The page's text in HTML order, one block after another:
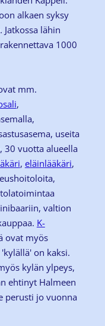
alkaen syksy
Jatkossa lähin
1000
mm.
,
useita
30 vuotta alueella
, eläinlääkäri,
valtion
K-
ovat myös
on kaksi.
kylän ylpeys,
ehtinyt Halmeen
perusti jo vuonna